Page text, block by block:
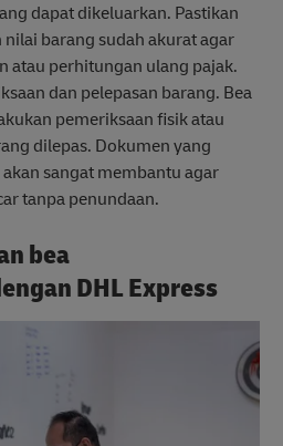
dapat dikeluarkan. Pastikan
barang sudah akurat agar
atau perhitungan ulang pajak.
dan pelepasan barang. Bea
pemeriksaan fisik atau
dilepas. Dokumen yang
sangat membantu agar
tanpa penundaan.
bea
DHL Express